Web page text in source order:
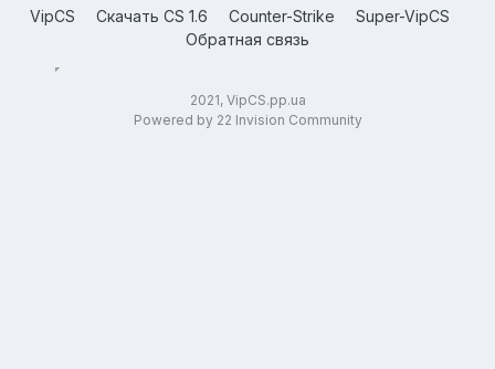
VipCS Скачать CS 1.6 Counter-Strike
Super-VipCS
Обратная связь
2021, VipCS.pp.ua
Powered by 22 Invision Community